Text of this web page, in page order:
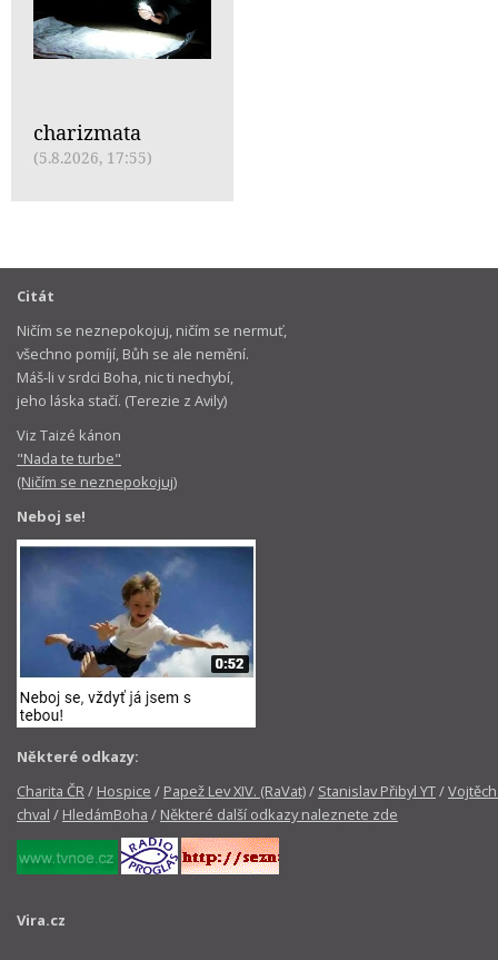
charizmata
(5.8.2026, 17:55)
Citát
Ničím se neznepokojuj, ničím se nermuť,
všechno pomíjí, Bůh se ale nemění.
Máš-li v srdci Boha, nic ti nechybí,
jeho láska stačí. (Terezie z Avily)
Viz Taizé kánon
"Nada te turbe"
(Ničím se neznepokojuj)
Neboj se!
Některé odkazy:
Charita ČR/ Hospice / Papež Lev XIV. (RaVat)/ Stanislav Přibyl YT/
chval / HledámBoha / Některé další odkazy naleznete zde
Vira.cz